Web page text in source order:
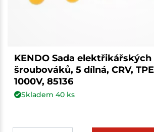
KENDO Sada
šroubováků, 5 dílná, CRV,
1000V, 85136
Skladem 40ks